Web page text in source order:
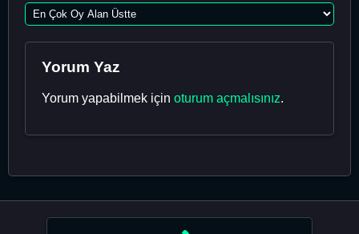
Yorum Yaz
Yorum yapabilmek için oturum açmalısınız.